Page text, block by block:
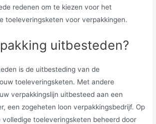
redenen om te kiezen voor het
toeleveringsketen voor verpakkingen.
uitbesteden?
is de uitbesteding van de
toeleveringsketen. Met andere
verpakkingslijn uitbesteed aan een
een zogeheten loon verpakkingsbedrijf. Op
volledige toeleveringsketen beheerd door